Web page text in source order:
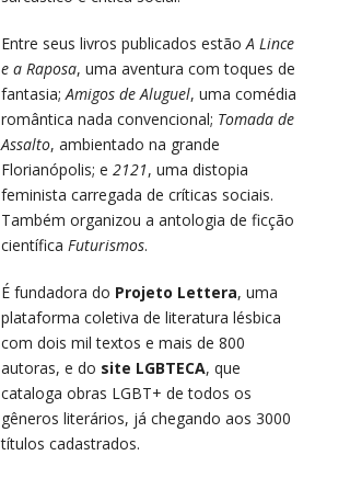
Entre seus livros publicados estão A Lince
e a Raposa, uma aventura com toques de
fantasia; Amigos de Aluguel, uma comédia
romântica nada convencional; Tomada de
Assalto, ambientado na grande
Florianópolis; e 2121, uma distopia
feminista carregada de críticas sociais.
Também organizou a antologia de ficção
científica Futurismos.
É fundadora do Projeto Lettera, uma
plataforma coletiva de literatura lésbica
com dois mil textos e mais de 800
autoras, e do site LGBTECA, que
cataloga obras LGBT+ de todos os
gêneros literários, já chegando aos 3000
títulos cadastrados.